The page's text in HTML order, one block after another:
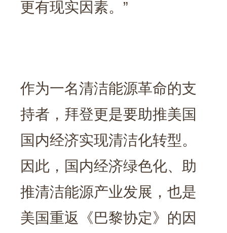
更有现实因素。”
作为一名清洁能源革命的支
持者，拜登更是要助推美国
国内经济实现清洁化转型。
因此，国内经济绿色化、助
推清洁能源产业发展，也是
美国重返《巴黎协定》的因